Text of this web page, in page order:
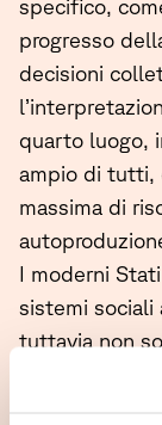
specifico,
progresso
decisioni
quarto luogo,
ampio di tutti,
massima di
I moderni
sistemi
tuttavia non
quanto